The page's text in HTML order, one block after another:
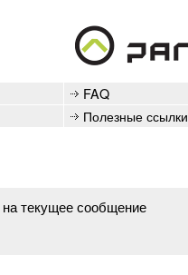
FAQ
Полезные ссылки
на текущее сообщение